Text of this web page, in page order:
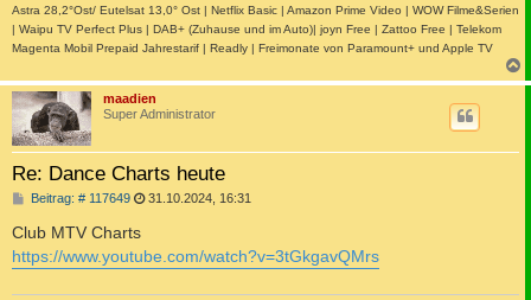
Astra 28,2°Ost/ Eutelsat 13,0° Ost | Netflix Basic | Amazon Prime Video | WOW Filme&Serien
| Waipu TV Perfect Plus | DAB+ (Zuhause und im Auto)| joyn Free | Zattoo Free | Telekom
Magenta Mobil Prepaid Jahrestarif | Readly | Freimonate von Paramount+ und Apple TV
a
maadien
Super Administrator
Re: Dance Charts heute
Beitrag: # 117649B
i
t
r
a
31.10.2024, 16:31
Club MTV Charts
https://www.youtube.com/watch?v=3tGkgavQMrs